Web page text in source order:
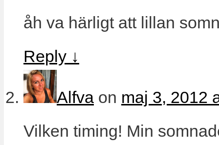
åh va härligt att lillan
Reply ↓
Alfva on maj 3, 2012
Vilken timing! Min